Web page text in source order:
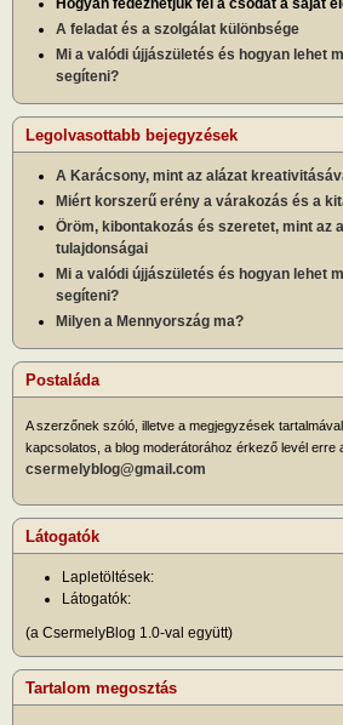
A feladat és a szolgálat különbsége
Mi a valódi újjászületés és hogyan lehet
segíteni?
Legolvasottabb bejegyzések
A Karácsony, mint az alázat
Miért korszerű erény a várakozás és a
Öröm, kibontakozás és szeretet, mint az
tulajdonságai
Mi a valódi újjászületés és hogyan lehet
segíteni?
Milyen a Mennyország ma?
Postaláda
A szerzőnek szóló, illetve a megjegyzések
kapcsolatos, a blog moderátorához érkező levél erre
csermelyblog@gmail.com
Látogatók
Lapletöltések:
Látogatók:
(a CsermelyBlog 1.0-val együtt)
Tartalom megosztás